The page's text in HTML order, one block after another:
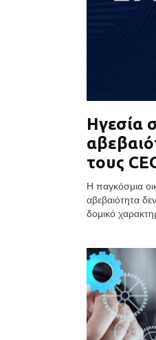
Ηγεσία
τους
Η παγκόσμια
αβεβαιότητα
δομικό